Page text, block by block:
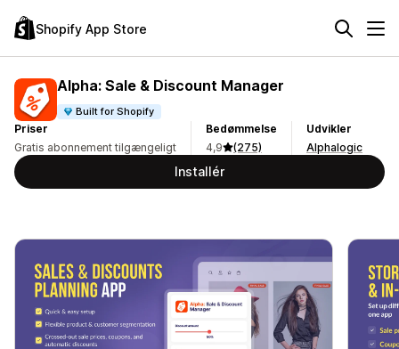
Shopify App Store
Alpha: Sale & Discount Manager
Built for Shopify
Priser
Gratis abonnement tilgængeligt
Bedømmelse
4,9
(275)
Udvikler
Alphalogic
Installér